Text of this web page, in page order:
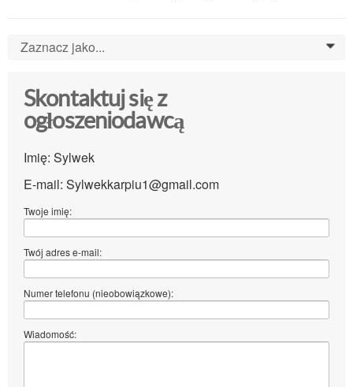
Zaznacz jako... 0
Skontaktuj się z
ogłoszeniodawcą
Imię: Sylwek
E-mail: Sylwekkarpiu1@gmail.com
Twoje imię:
Twój adres e-mail:
Numer telefonu (nieobowiązkowe):
Wiadomość: